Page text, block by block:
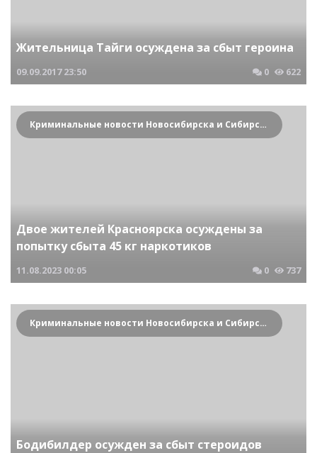
Жительница Тайги осуждена за сбыт героина
09.09.2017 23:50 0 622
Криминальные новости Новосибирска и Сибирского региона
Двое жителей Красноярска осуждены за
попытку сбыта 45 кг наркотиков
11.08.2023 00:05 0 737
Криминальные новости Новосибирска и Сибирского региона
Бодибилдер осужден за сбыт стероидов